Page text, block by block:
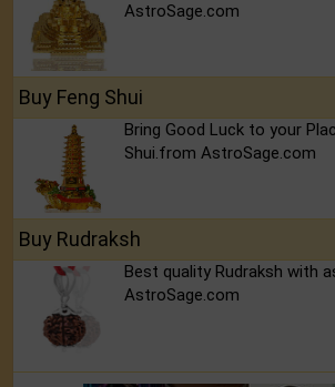
AstroSage.com
Buy Feng Shui
Bring Good Luck to your
Shui.from AstroSage.com
Buy Rudraksh
Best quality Rudraksh with
AstroSage.com